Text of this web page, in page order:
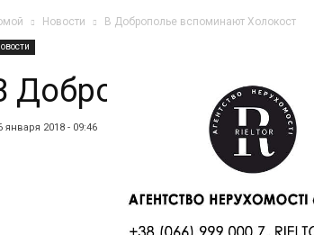
Новости В Доброполье вспоминают Холокост
Доброполье
января 2018 - 09:46
Facebook Twitter